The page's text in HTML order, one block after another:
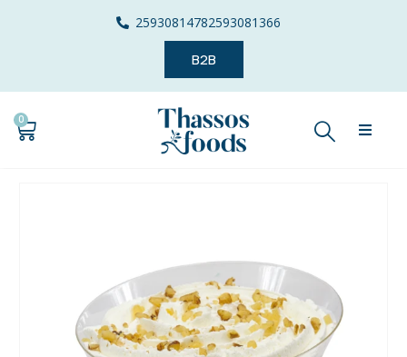
25930814782593081366
B2B
0